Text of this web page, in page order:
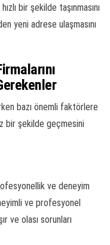
bir şekilde taşınmasını
yeni adrese ulaşmasını
bazı önemli faktörlere
bir şekilde geçmesini
ve deneyim
ve profesyonel
ve olası sorunları